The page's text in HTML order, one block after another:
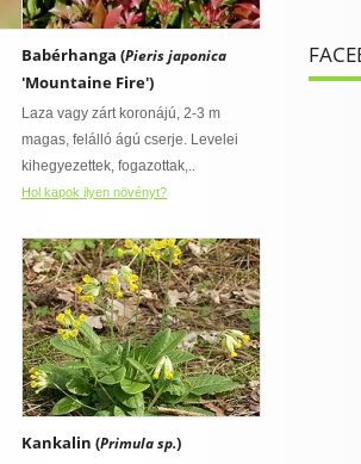
Babérhanga (Pieris japonica
'Mountaine Fire')
Laza vagy zárt koronájú, 2-3 m
magas, felálló ágú cserje. Levelei
kihegyezettek, fogazottak,..
Hol kapok ilyen növényt?
Kankalin (Primula sp.)